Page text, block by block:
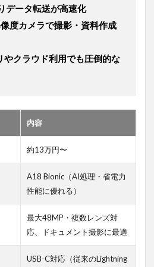
データ転送が高速化
内容
約13万円〜
A18 Bionic（AI処理・省電力
性能に優れる）
最大48MP・複数レンズ対
応、ドキュメント撮影に最適
USB-C対応（従来のLightning